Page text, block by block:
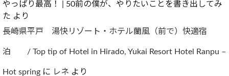
やっぱり最高！ | 50前の僕が、やりたいことを書き出してみ
た より
長崎県平戸 湯快リゾート・ホテル蘭風（前で）快適宿
泊 / Top tip of Hotel in Hirado, Yukai Resort Hotel Ranpu –
Hot spring に レネ より